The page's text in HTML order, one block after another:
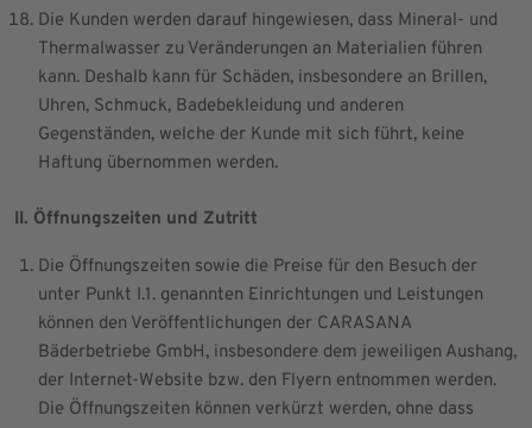
Die Kunden werden darauf hingewiesen, dass Mineral- und
Thermalwasser zu Veränderungen an Materialien führen
kann. Deshalb kann für Schäden, insbesondere an Brillen,
Uhren, Schmuck, Badebekleidung und anderen
Gegenständen, welche der Kunde mit sich führt, keine
Haftung übernommen werden.
II. Öffnungszeiten und Zutritt
Die Öffnungszeiten sowie die Preise für den Besuch der
unter Punkt I.1. genannten Einrichtungen und Leistungen
können den Veröffentlichungen der CARASANA
Bäderbetriebe GmbH, insbesondere dem jeweiligen Aushang,
der Internet-Website bzw. den Flyern entnommen werden.
Die Öffnungszeiten können verkürzt werden, ohne dass